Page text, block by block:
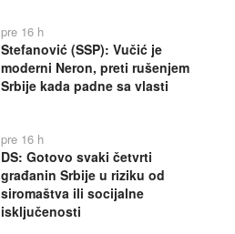
pre 16 h
Stefanović (SSP): Vučić je
moderni Neron, preti rušenjem
Srbije kada padne sa vlasti
pre 16 h
DS: Gotovo svaki četvrti
građanin Srbije u riziku od
siromaštva ili socijalne
isključenosti